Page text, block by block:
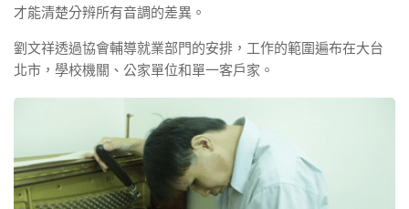
才能清楚分辨所有音調的差異。
劉文祥透過協會輔導就業部門的安排，工作的範圍遍布在大台
北市，學校機關、公家單位和單一客戶家。